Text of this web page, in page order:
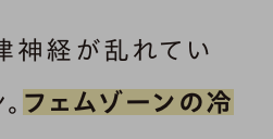
神経が乱れてい
フェムゾーンの冷